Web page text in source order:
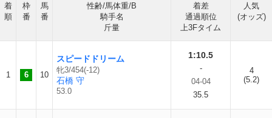
着
順
枠
番
馬
番
性齢/馬体重/B
騎手名
斤量
着差
通過順位
上3Fタイム
人気
(オッズ)
1 6 10
スピードドリーム
牝3/454(-12)
石橋 守
53.0
1:10.5
-
04-04
35.5
4
(5.2)